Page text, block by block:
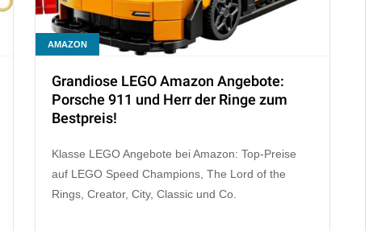
AMAZON
Grandiose LEGO Amazon Angebote:
Porsche 911 und Herr der Ringe zum
Bestpreis!
Klasse LEGO Angebote bei Amazon: Top-Preise
auf LEGO Speed Champions, The Lord of the
Rings, Creator, City, Classic und Co.